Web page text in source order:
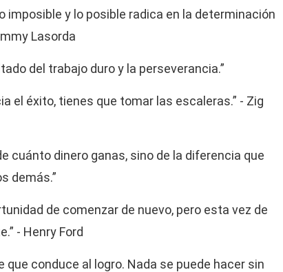
imposible y lo posible radica en la determinación
Lasorda
del trabajo duro y la perseverancia.”
el éxito, tienes que tomar las escaleras.” - Zig
cuánto dinero ganas, sino de la diferencia que
demás.”
de comenzar de nuevo, pero esta vez de
- Henry Ford
que conduce al logro. Nada se puede hacer sin